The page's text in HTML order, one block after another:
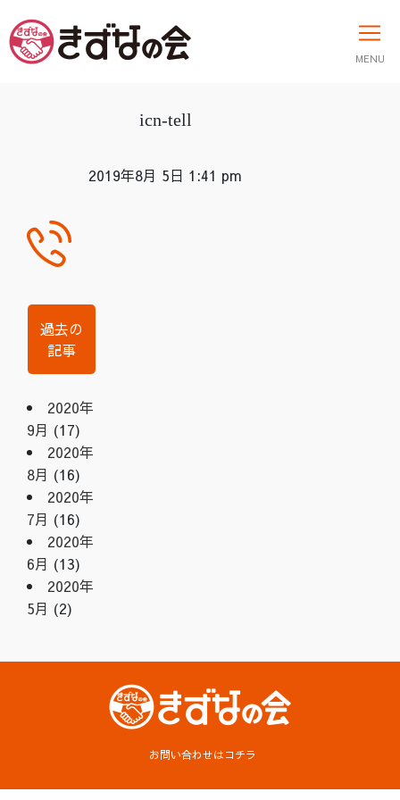
MENU
icn-tell
2019年8月 5日 1:41 pm
過去の
記事
2020年
9月 (17)
2020年
8月 (16)
2020年
7月 (16)
2020年
6月 (13)
2020年
5月 (2)
お問い合わせはコチラ